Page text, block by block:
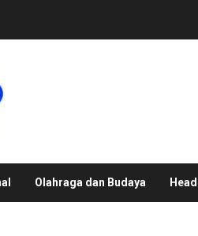
Olahraga dan Budaya